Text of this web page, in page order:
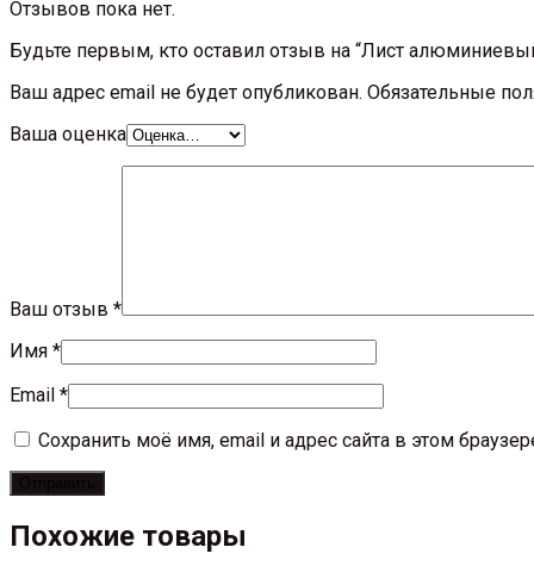
Отзывов пока нет.
Будьте первым, кто оставил отзыв на “Лист
Ваш адрес email не будет опубликован. Обязательные
Ваша оценка
Ваш отзыв *
Имя *
Email *
Сохранить моё имя, email и адрес сайта в этом
Похожие товары